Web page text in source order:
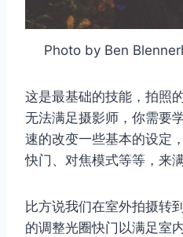
Photo by Ben
这是最基础的技能，拍照
无法满足摄影师，你需要
速的改变一些基本的设定
快门、对焦模式等等，来
比方说我们在室外拍摄转
的调整光圈快门以满足室